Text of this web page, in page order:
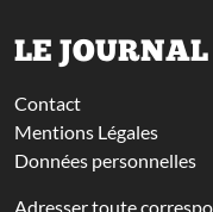
LE JOURNAL
Contact
Mentions Légales
Données personnelles
Adresser toute